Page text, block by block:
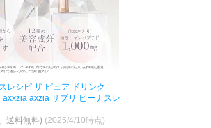
レシピ ザ ピュア ドリンク
axzia サプリ ビーナスレ
送料無料) (2025/4/10時点)